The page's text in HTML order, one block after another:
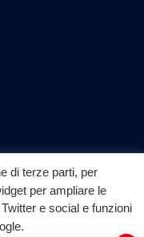
▶
di terze parti, per
per ampliare le
e social e funzioni